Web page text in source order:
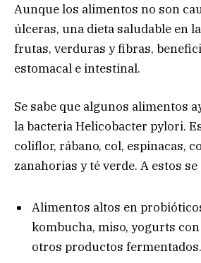
Aunque los alimentos no son
úlceras, una dieta saludable en
frutas, verduras y fibras,
estomacal e intestinal.
Se sabe que algunos alimentos
la bacteria Helicobacter pylori.
coliflor, rábano, col, espinacas,
zanahorias y té verde. A estos
Alimentos altos en
kombucha, miso, yogurts
otros productos fermentados.